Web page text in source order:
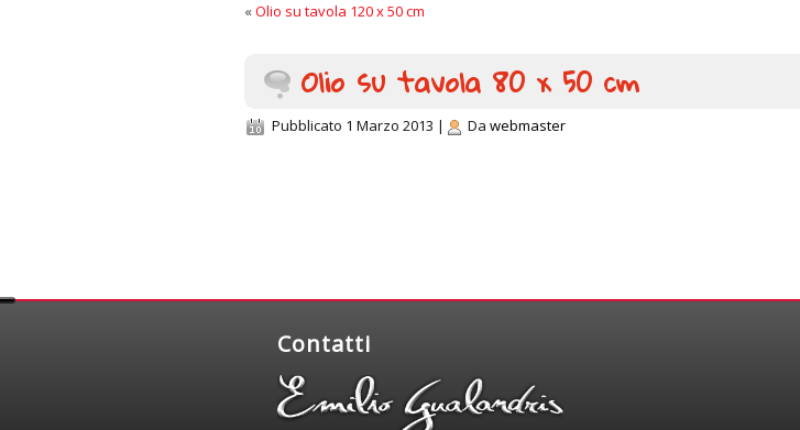
«Olio su tavola 120 x 50 cm
Olio su tavola 80 x 50 cm
Pubblicato 1 Marzo 2013 | Da webmaster
Contatti